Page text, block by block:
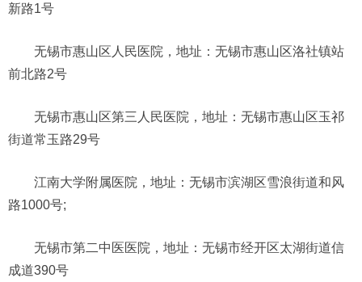
新路1号
无锡市惠山区人民医院，地址：无锡市惠山区洛社镇站
前北路2号
无锡市惠山区第三人民医院，地址：无锡市惠山区玉祁
街道常玉路29号
江南大学附属医院，地址：无锡市滨湖区雪浪街道和风
路1000号;
无锡市第二中医医院，地址：无锡市经开区太湖街道信
成道390号